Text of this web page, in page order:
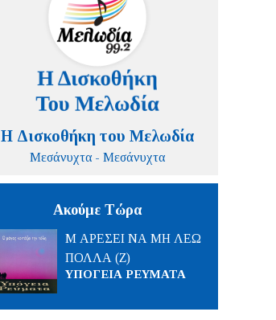
Η Δισκοθήκη του Μελωδία
Μεσάνυχτα - Μεσάνυχτα
Ακούμε Τώρα
Μ ΑΡΕΣΕΙ ΝΑ ΜΗ ΛΕΩ
ΠΟΛΛΑ (Ζ)
ΥΠΟΓΕΙΑ ΡΕΥΜΑΤΑ